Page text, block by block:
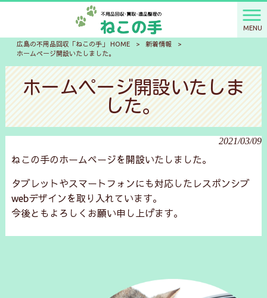
MENU
広島の不用品回収「ねこの手」 HOME > 新着情報
>
ホームページ開設いたしました。
ホームページ開設いたしま
した。
2021/03/09
ねこの手のホームページを開設いたしました。
タブレットやスマートフォンにも対応したレスポンシブ
webデザインを取り入れています。
今後ともよろしくお願い申し上げます。